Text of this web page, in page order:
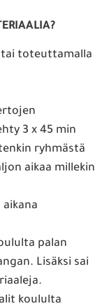
tai toteuttamalla
3 x 45 min
ryhmästä
aikaa millekin
palan
Lisäksi sai
koululta